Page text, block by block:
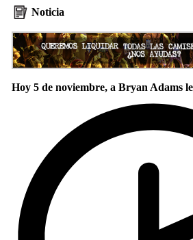
Noticia
Hoy 5 de noviembre, a Bryan Adams